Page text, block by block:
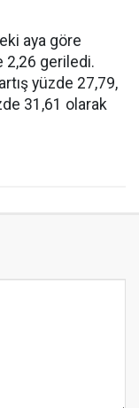
aya göre
2,26 geriledi.
yüzde 27,79,
31,61 olarak